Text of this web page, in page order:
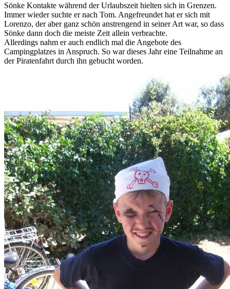
Sönke Kontakte während der Urlaubszeit hielten sich in Grenzen.
Immer wieder suchte er nach Tom. Angefreundet hat er sich mit
Lorenzo, der aber ganz schön anstrengend in seiner Art war, so dass
Sönke dann doch die meiste Zeit allein verbrachte.
Allerdings nahm er auch endlich mal die Angebote des
Campingplatzes in Anspruch. So war dieses Jahr eine Teilnahme an
der Piratenfahrt durch ihn gebucht worden.